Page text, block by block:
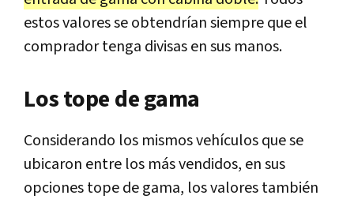
estos valores se obtendrían siempre que el
comprador tenga divisas en sus manos.
Los tope de gama
Considerando los mismos vehículos que se
ubicaron entre los más vendidos, en sus
opciones tope de gama, los valores también